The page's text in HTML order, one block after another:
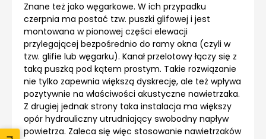
Znane też jako węgarkowe. W ich przypadku
czerpnia ma postać tzw. puszki glifowej i jest
montowana w pionowej części elewacji
przylegającej bezpośrednio do ramy okna (czyli w
tzw. glifie lub węgarku). Kanał przelotowy łączy się z
taką puszką pod kątem prostym. Takie rozwiązanie
nie tylko zapewnia większą dyskrecję, ale też wpływa
pozytywnie na właściwości akustyczne nawietrzaka.
Z drugiej jednak strony taka instalacja ma większy
opór hydrauliczny utrudniający swobodny napływ
powietrza. Zaleca się więc stosowanie nawietrzaków